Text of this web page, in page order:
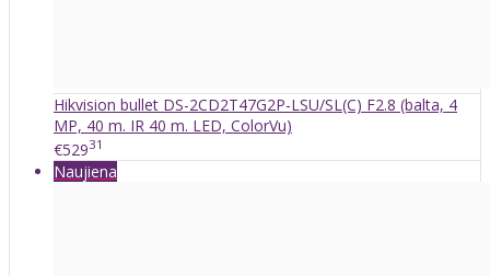
Hikvision bullet DS-2CD2T47G2P-LSU/SL(C) F2.8 (balta, 4
MP, 40 m. IR 40 m. LED, ColorVu)
€52931
Naujiena